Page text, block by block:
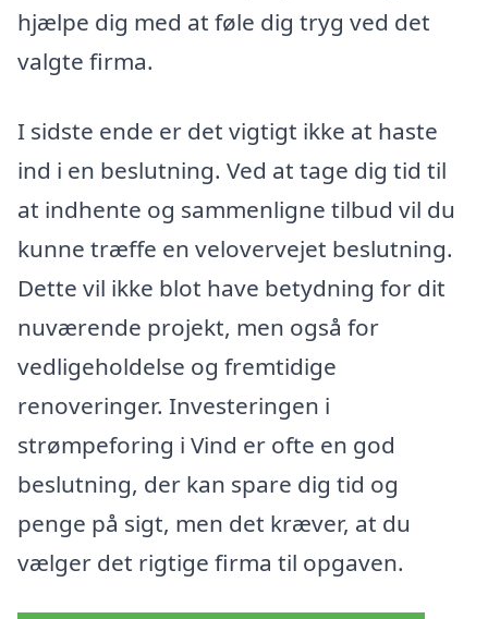
hjælpe dig med at føle dig tryg ved det
valgte firma.
I sidste ende er det vigtigt ikke at haste
ind i en beslutning. Ved at tage dig tid til
at indhente og sammenligne tilbud vil du
kunne træffe en velovervejet beslutning.
Dette vil ikke blot have betydning for dit
nuværende projekt, men også for
vedligeholdelse og fremtidige
renoveringer. Investeringen i
strømpeforing i Vind er ofte en god
beslutning, der kan spare dig tid og
penge på sigt, men det kræver, at du
vælger det rigtige firma til opgaven.